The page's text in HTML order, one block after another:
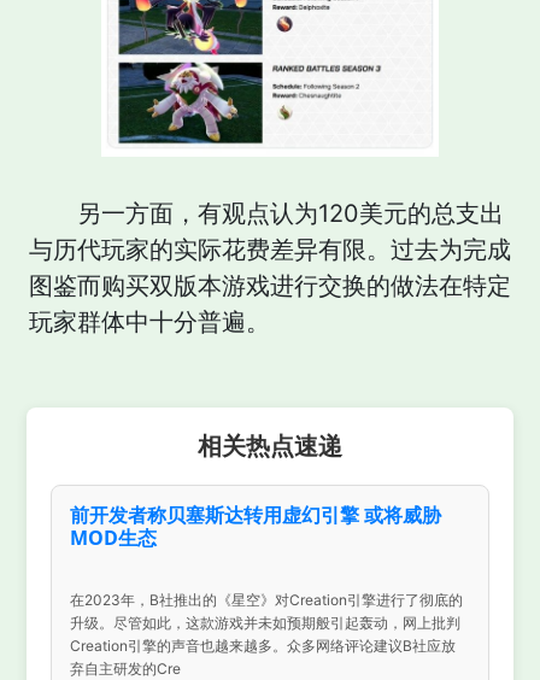
另一方面，有观点认为120美元的总支出
与历代玩家的实际花费差异有限。过去为完成
图鉴而购买双版本游戏进行交换的做法在特定
玩家群体中十分普遍。
相关热点速递
前开发者称贝塞斯达转用虚幻引擎 或将威胁
MOD生态
在2023年，B社推出的《星空》对Creation引擎进行了彻底的
升级。尽管如此，这款游戏并未如预期般引起轰动，网上批判
Creation引擎的声音也越来越多。众多网络评论建议B社应放
弃自主研发的Cre